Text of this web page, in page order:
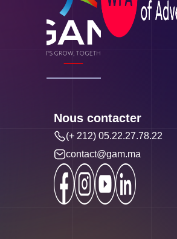
Nous contacter
(+ 212) 05.22.27.78.22
contact@gam.ma